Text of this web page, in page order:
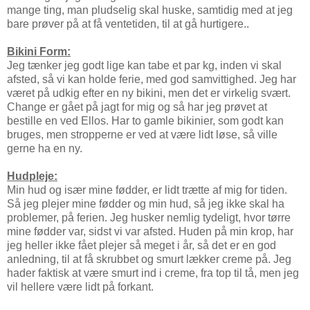
mange ting, man pludselig skal huske, samtidig med at jeg
bare prøver på at få ventetiden, til at gå hurtigere..
Bikini Form:
Jeg tænker jeg godt lige kan tabe et par kg, inden vi skal
afsted, så vi kan holde ferie, med god samvittighed. Jeg har
været på udkig efter en ny bikini, men det er virkelig svært.
Change er gået på jagt for mig og så har jeg prøvet at
bestille en ved Ellos. Har to gamle bikinier, som godt kan
bruges, men stropperne er ved at være lidt løse, så ville
gerne ha en ny.
Hudpleje:
Min hud og især mine fødder, er lidt trætte af mig for tiden.
Så jeg plejer mine fødder og min hud, så jeg ikke skal ha
problemer, på ferien. Jeg husker nemlig tydeligt, hvor tørre
mine fødder var, sidst vi var afsted. Huden på min krop, har
jeg heller ikke fået plejer så meget i år, så det er en god
anledning, til at få skrubbet og smurt lækker creme på. Jeg
hader faktisk at være smurt ind i creme, fra top til tå, men jeg
vil hellere være lidt på forkant.